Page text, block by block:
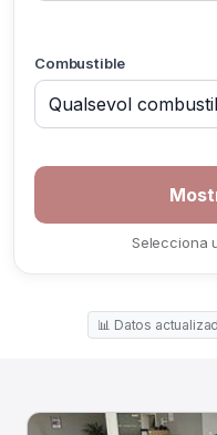
Combustible
Selecciona
📊 Datos